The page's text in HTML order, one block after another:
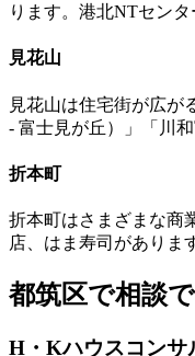
ります。港北NTセン
見花山
見花山は住宅街が広が
- 富士見が丘）」「川
折本町
折本町はさまざまな商
店、はま寿司がありま
都筑区で相談
H・Kハウスコンサ